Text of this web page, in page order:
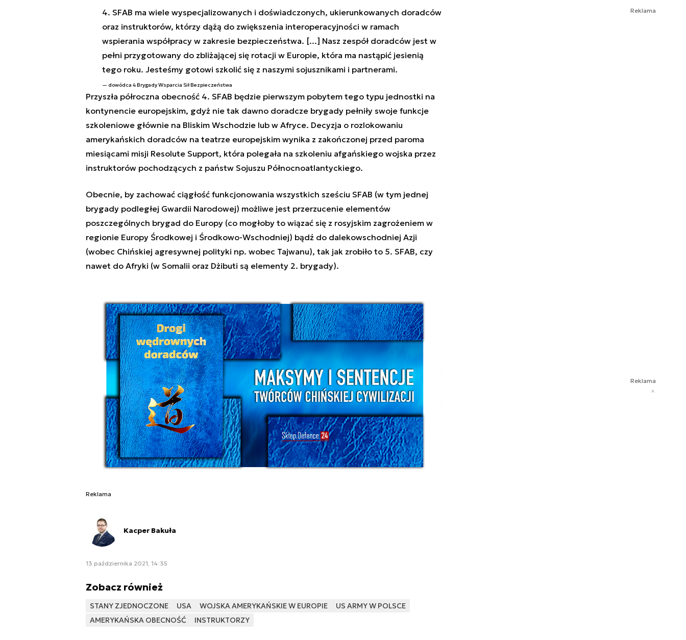
4. SFAB ma wiele wyspecjalizowanych i doświadczonych, ukierunkowanych doradców
oraz instruktorów, którzy dążą do zwiększenia interoperacyjności w ramach
wspierania współpracy w zakresie bezpieczeństwa. [...] Nasz zespół doradców jest w
pełni przygotowany do zbliżającej się rotacji w Europie, która ma nastąpić jesienią
tego roku. Jesteśmy gotowi szkolić się z naszymi sojusznikami i partnerami.
dowódca 4 Brygady Wsparcia Sił Bezpieczeństwa
Przyszła półroczna obecność 4. SFAB będzie pierwszym pobytem tego typu jednostki na
kontynencie europejskim, gdyż nie tak dawno doradcze brygady pełniły swoje funkcje
szkoleniowe głównie na Bliskim Wschodzie lub w Afryce. Decyzja o rozlokowaniu
amerykańskich doradców na teatrze europejskim wynika z zakończonej przed paroma
miesiącami misji Resolute Support, która polegała na szkoleniu afgańskiego wojska przez
instruktorów pochodzących z państw Sojuszu Północnoatlantyckiego.
Obecnie, by zachować ciągłość funkcjonowania wszystkich sześciu SFAB (w tym jednej
brygady podległej Gwardii Narodowej) możliwe jest przerzucenie elementów
poszczególnych brygad do Europy (co mogłoby to wiązać się z rosyjskim zagrożeniem w
regionie Europy Środkowej i Środkowo-Wschodniej) bądź do dalekowschodniej Azji
(wobec Chińskiej agresywnej polityki np. wobec Tajwanu), tak jak zrobiło to 5. SFAB, czy
nawet do Afryki (w Somalii oraz Dżibuti są elementy 2. brygady).
Reklama
Kacper Bakuła
13 października 2021, 14:35
Zobacz również
STANY ZJEDNOCZONE USA WOJSKA AMERYKAŃSKIE W EUROPIE
US ARMY W POLSCE
AMERYKAŃSKA OBECNOŚĆ
INSTRUKTORZY
Reklama
Reklama